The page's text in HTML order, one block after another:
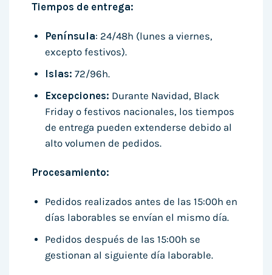
Tiempos de entrega:
Península: 24/48h (lunes a viernes,
excepto festivos).
Islas: 72/96h.
Excepciones: Durante Navidad, Black
Friday o festivos nacionales, los tiempos
de entrega pueden extenderse debido al
alto volumen de pedidos.
Procesamiento:
Pedidos realizados antes de las 15:00h en
días laborables se envían el mismo día.
Pedidos después de las 15:00h se
gestionan al siguiente día laborable.